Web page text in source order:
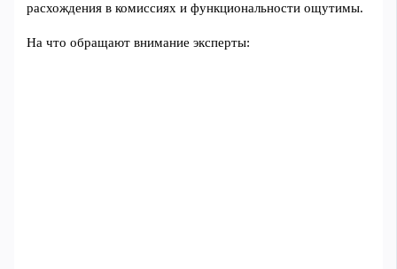
расхождения в комиссиях и функциональности ощутимы.
На что обращают внимание эксперты: